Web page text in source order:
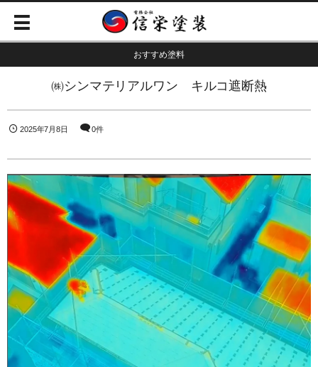
おすすめ塗料
㈱シンマテリアルワン キルコ遮断熱
2025年7月8日 0件